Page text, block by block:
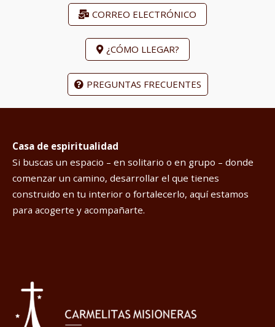
CORREO ELECTRÓNICO
¿CÓMO LLEGAR?
PREGUNTAS FRECUENTES
Casa de espiritualidad
Si buscas un espacio – en solitario o en grupo – donde
comenzar un camino, desarrollar el que tienes
construido en tu interior o fortalecerlo, aquí estamos
para acogerte y acompañarte.